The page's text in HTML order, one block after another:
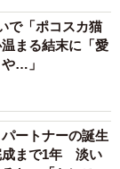
は大事な家
族の気持ちに
た。
で「ポコスカ猫
まる結末に「愛
…」
ートナーの誕生
成まで1年 淡い